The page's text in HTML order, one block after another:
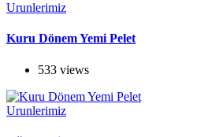
Urunlerimiz
Kuru Dönem Yemi Pelet
533 views
Urunlerimiz